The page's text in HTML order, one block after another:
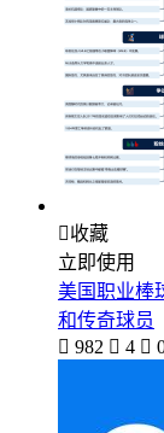
收藏
立即使用
美国职业棒
和传奇球员
 982  4 